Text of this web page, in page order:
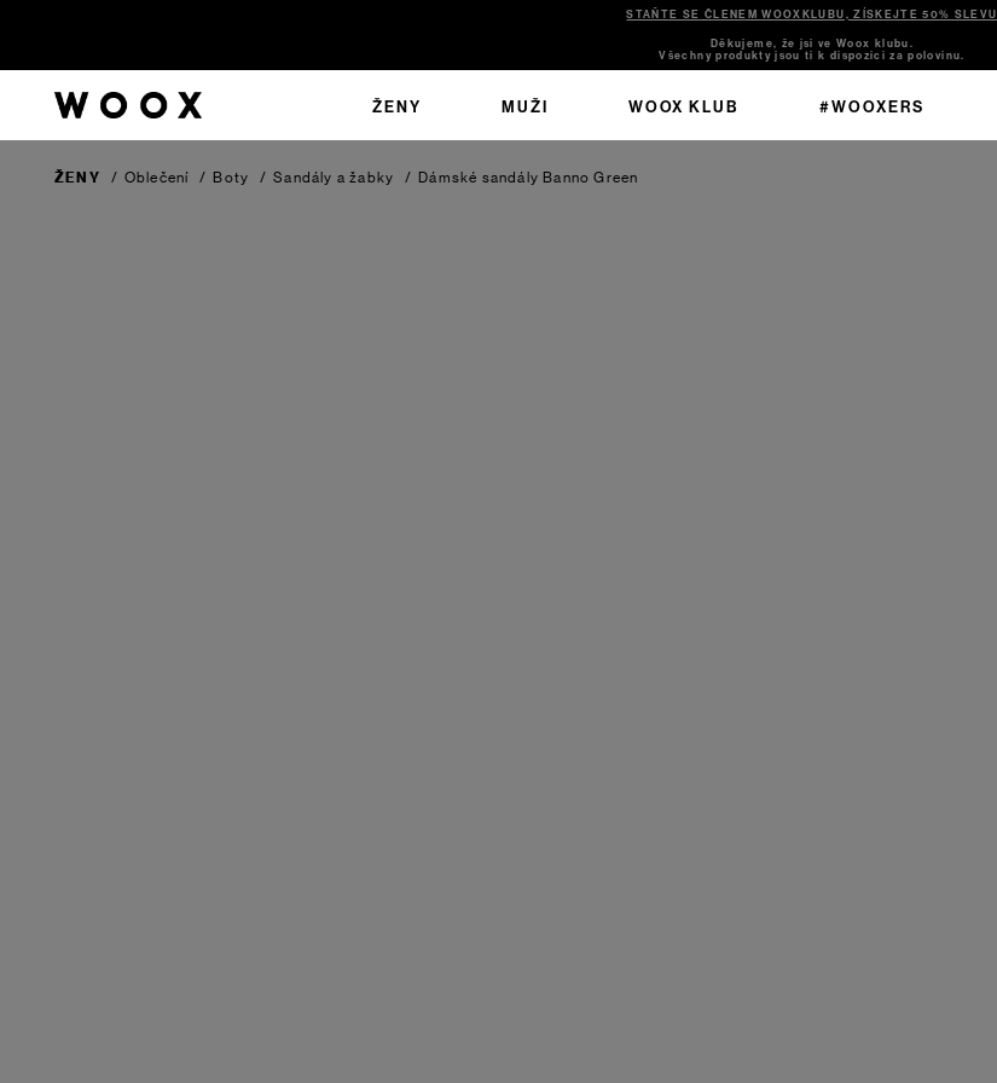
STAŇTE SE ČLENEM WOOXKLUBU, ZÍSKEJTE 50% SLEVU
Děkujeme, že jsi ve Woox klubu.
Všechny produkty jsou ti k dispozici za polovinu.
ŽENY MUŽI WOOX KLUB #WOOXERS
ŽENY / Oblečení / Boty / Sandály a žabky / Dámské sandály BannoGreen